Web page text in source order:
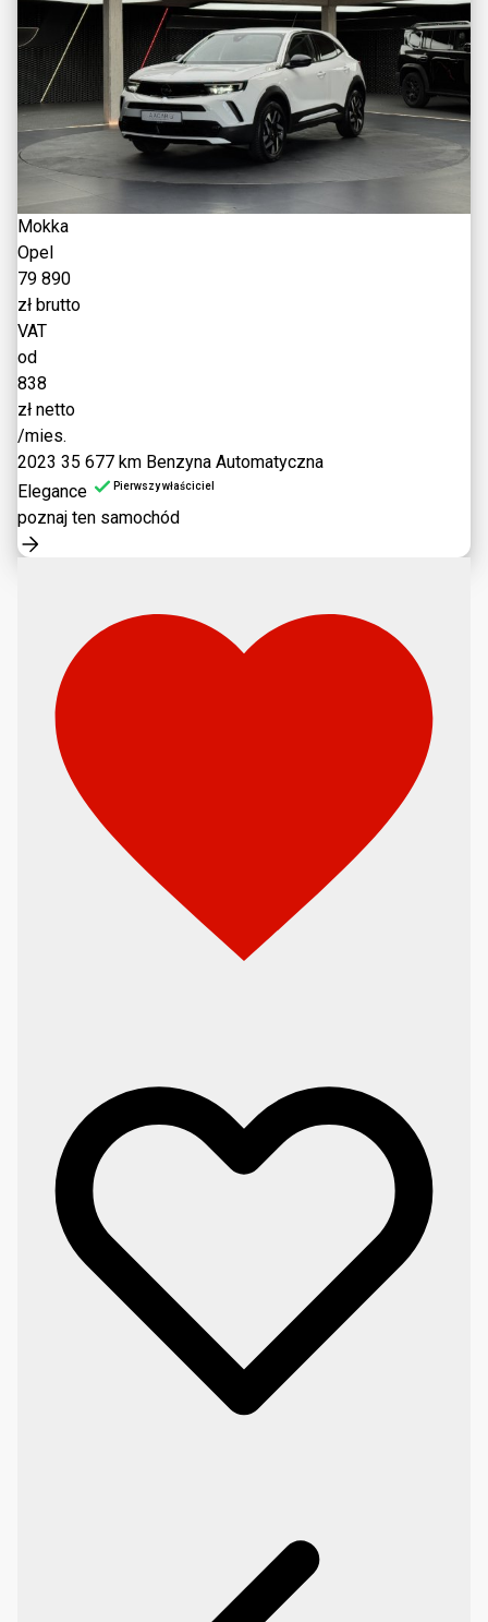
Mokka
Opel
79 890
zł brutto
VAT
od
838
zł netto
/mies.
2023 35 677 km Benzyna Automatyczna
Elegance
Pierwszy właściciel
poznaj ten samochód